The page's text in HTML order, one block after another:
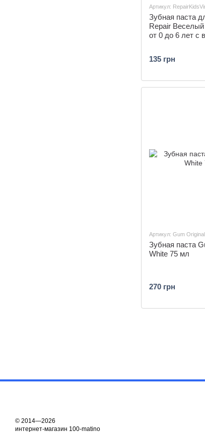
Артикул:
Зубная паста
Repair
от 0 до 6 лет с
135 грн
Артикул: Gum
Зубная паста
White 75 мл
270 грн
© 2014—2026
интернет-магазин 100-matino